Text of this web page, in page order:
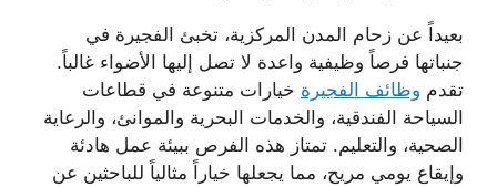
بعيداً عن زحام المدن المركزية، تخبئ الفجيرة في
جنباتها فرصاً وظيفية واعدة لا تصل إليها الأضواء غالباً.
تقدم وظائف الفجيرةخيارات متنوعة في قطاعات
السياحة الفندقية، والخدمات البحرية والموانئ، والرعاية
الصحية، والتعليم. تمتاز هذه الفرص ببيئة عمل هادئة
وإيقاع يومي مريح، مما يجعلها خياراً مثالياً للباحثين عن